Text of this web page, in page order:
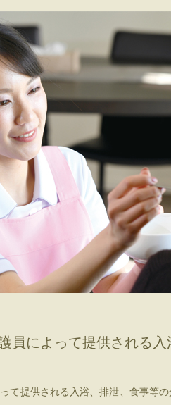
グル
グル
グル
介護
介護
老人
員によって提供される
て提供される入浴、排泄、食事等